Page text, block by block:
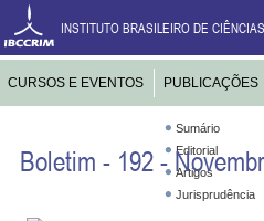
INSTITUTO BRASILEIRO DE
CURSOS E EVENTOS PUBLICAÇÕES
Boletim - 192 -
Sumário
Editorial
Artigos
Jurisprudência